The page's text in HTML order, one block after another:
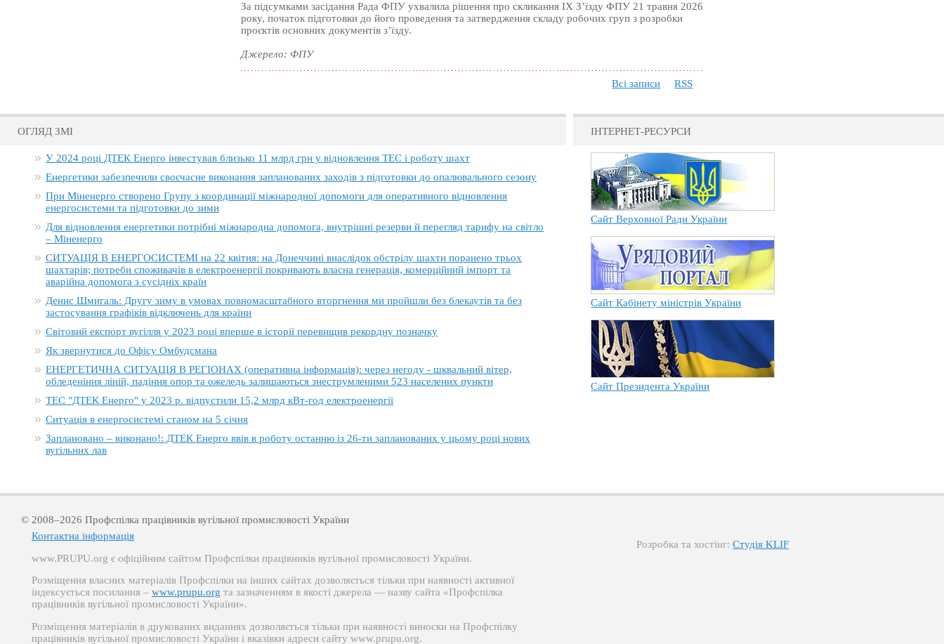
За підсумками засідання Рада ФПУ ухвалила рішення про скликання IX З’їзду ФПУ 21 травня 2026
року, початок підготовки до його проведення та затвердження складу робочих груп з розробки
проєктів основних документів з’їзду.
Джерело: ФПУ
Всі записи RSS
ОГЛЯД ЗМІ
У 2024 році ДТЕК Енерго інвестував близько 11 млрд грн у відновлення ТЕС і роботу шахт
Енергетики забезпечили своєчасне виконання запланованих заходів з підготовки до опалювального сезону
При Міненерго створено Групу з координації міжнародної допомоги для оперативного відновлення
енергосистеми та підготовки до зими
Для відновлення енергетики потрібні міжнародна допомога, внутрішні резерви й перегляд тарифу на світло
– Міненерго
СИТУАЦІЯ В ЕНЕРГОСИСТЕМІ на 22 квітня: на Донеччині внаслідок обстрілу шахти поранено трьох
шахтарів; потреби споживачів в електроенергії покривають власна генерація, комерційний імпорт та
аварійна допомога з сусідніх країн
Денис Шмигаль: Другу зиму в умовах повномасштабного вторгнення ми пройшли без блекаутів та без
застосування графіків відключень для країни
Світовий експорт вугілля у 2023 році вперше в історії перевищив рекордну позначку
Як звернутися до Офісу Омбудсмана
ЕНЕРГЕТИЧНА СИТУАЦІЯ В РЕГІОНАХ (оперативна інформація): через негоду - шквальний вітер,
обледеніння ліній, падіння опор та ожеледь залишаються знеструмленими 523 населених пункти
ТЕС "ДТЕК Енерго" у 2023 р. відпустили 15,2 млрд кВт-год електроенергії
Ситуація в енергосистемі станом на 5 січня
Заплановано – виконано!: ДТЕК Енерго ввів в роботу останню із 26-ти запланованих у цьому році нових
вугільних лав
ІНТЕРНЕТ-РЕСУРСИ
Сайт Верховної Ради України
Сайт Кабінету міністрів України
Сайт Президента України
© 2008–2026 Профспілка працівників вугільної промисловості України
Контактна інформація
www.PRUPU.org є офіційним сайтом Профспілки працівників вугільної промисловості України.
Розміщення власних матеріалів Профспілки на інших сайтах дозволяється тільки при наявності активної
індексується посилання – www.prupu.org та зазначенням в якості джерела — назву сайта «Профспілка
працівників вугільної промисловості України».
Розміщення матеріалів в друкованих виданнях дозволяється тільки при наявності виноски на Профспілку
працівників вугільної промисловості України і вказівки адреси сайту www.prupu.org.
Розробка та хостінг:Студія KLIF